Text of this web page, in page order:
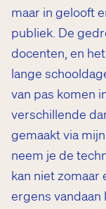
maar in gelooft
publiek. De
docenten, en
lange
van pas komen
verschillende
gemaakt via
neem je de
kan niet zomaar
ergens vandaan